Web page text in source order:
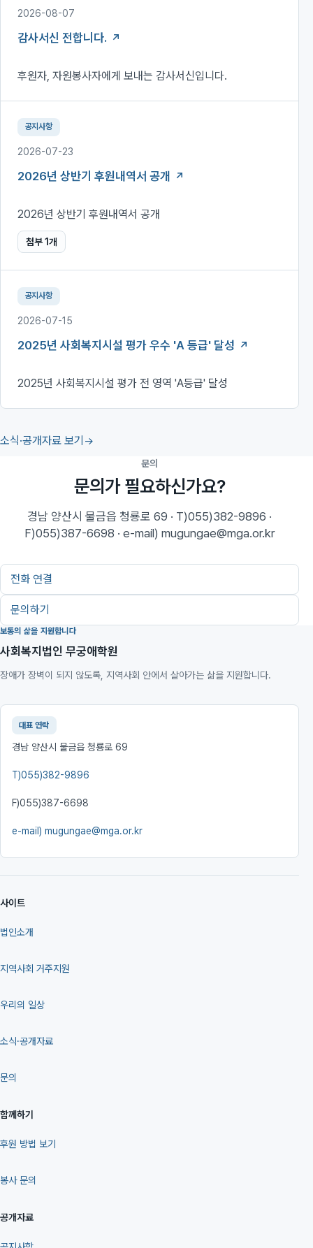
2026-08-07
감사서신 전합니다.
후원자, 자원봉사자에게 보내는 감사서신입니다.
공지사항
2026-07-23
2026년 상반기 후원내역서 공개
2026년 상반기 후원내역서 공개
첨부1개
공지사항
2026-07-15
2025년 사회복지시설 평가 우수 'A 등급' 달성
2025년 사회복지시설 평가 전 영역 'A등급' 달성
소식·공개자료 보기
문의
문의가 필요하신가요?
경남 양산시 물금읍 청룡로 69 · T)055)382-9896 ·
F)055)387-6698 · e-mail) mugungae@mga.or.kr
전화 연결
문의하기
보통의 삶을 지원합니다
사회복지법인 무궁애학원
장애가 장벽이 되지 않도록, 지역사회 안에서 살아가는 삶을 지원합니다.
대표 연락
경남 양산시 물금읍 청룡로 69
T)055)382-9896
F)055)387-6698
e-mail) mugungae@mga.or.kr
사이트
법인소개
지역사회 거주지원
우리의 일상
소식·공개자료
문의
함께하기
후원 방법 보기
봉사 문의
공개자료